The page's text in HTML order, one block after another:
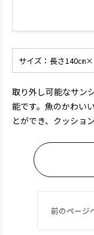
サイズ：長さ140㎝
取り外し可能なサン
能です。魚のかわい
とができ、クッショ
前のページ